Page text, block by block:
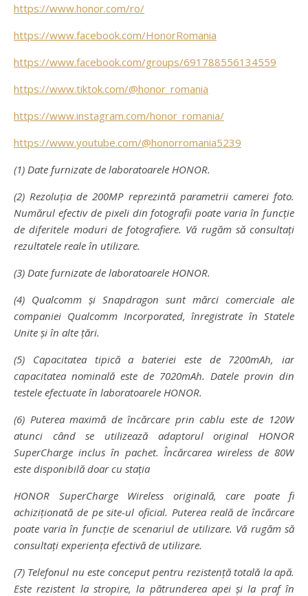
https://www.honor.com/ro/
https://www.facebook.com/HonorRomania
https://www.facebook.com/groups/691788556134559
https://www.tiktok.com/@honor_romania
https://www.instagram.com/honor_romania/
https://www.youtube.com/@honorromania5239
(1) Date furnizate de laboratoarele HONOR.
(2) Rezoluția de 200MP reprezintă parametrii camerei foto.
Numărul efectiv de pixeli din fotografii poate varia în funcție
de diferitele moduri de fotografiere. Vă rugăm să consultați
rezultatele reale în utilizare.
(3) Date furnizate de laboratoarele HONOR.
(4) Qualcomm și Snapdragon sunt mărci comerciale ale
companiei Qualcomm Incorporated, înregistrate în Statele
Unite și în alte țări.
(5) Capacitatea tipică a bateriei este de 7200mAh, iar
capacitatea nominală este de 7020mAh. Datele provin din
testele efectuate în laboratoarele HONOR.
(6) Puterea maximă de încărcare prin cablu este de 120W
atunci când se utilizează adaptorul original HONOR
SuperCharge inclus în pachet. Încărcarea wireless de 80W
este disponibilă doar cu stația
HONOR SuperCharge Wireless originală, care poate fi
achiziționată de pe site-ul oficial. Puterea reală de încărcare
poate varia în funcție de scenariul de utilizare. Vă rugăm să
consultați experiența efectivă de utilizare.
(7) Telefonul nu este conceput pentru rezistență totală la apă.
Este rezistent la stropire, la pătrunderea apei și la praf în